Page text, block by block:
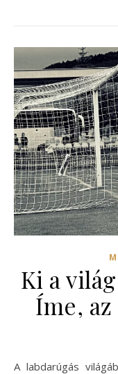
Ki a
Íme,
A labdarúgás világában a kapus szerepe különleges és